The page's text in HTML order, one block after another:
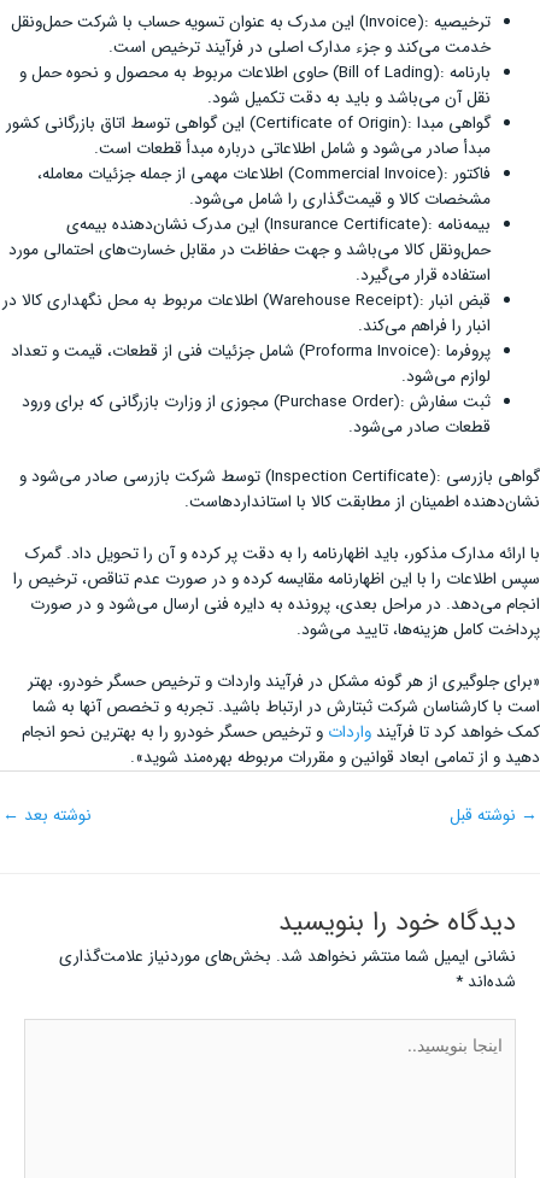
ترخیصیه :(Invoice) این مدرک به عنوان تسویه حساب با شرکت حمل‌ونقل
خدمت می‌کند و جزء مدارک اصلی در فرآیند ترخیص است.
بارنامه :(Bill of Lading) حاوی اطلاعات مربوط به محصول و نحوه حمل و
نقل آن می‌باشد و باید به دقت تکمیل شود.
گواهی مبدا :(Certificate of Origin) این گواهی توسط اتاق بازرگانی کشور
مبدأ صادر می‌شود و شامل اطلاعاتی درباره مبدأ قطعات است.
فاکتور :(Commercial Invoice) اطلاعات مهمی از جمله جزئیات معامله،
مشخصات کالا و قیمت‌گذاری را شامل می‌شود.
بیمه‌نامه :(Insurance Certificate) این مدرک نشان‌دهنده بیمه‌ی
حمل‌ونقل کالا می‌باشد و جهت حفاظت در مقابل خسارت‌های احتمالی مورد
استفاده قرار می‌گیرد.
قبض انبار :(Warehouse Receipt) اطلاعات مربوط به محل نگهداری کالا در
انبار را فراهم می‌کند.
پروفرما :(Proforma Invoice) شامل جزئیات فنی از قطعات، قیمت و تعداد
لوازم می‌شود.
ثبت سفارش :(Purchase Order) مجوزی از وزارت بازرگانی که برای ورود
قطعات صادر می‌شود.
گواهی بازرسی :(Inspection Certificate) توسط شرکت بازرسی صادر می‌شود و
نشان‌دهنده اطمینان از مطابقت کالا با استانداردهاست.
با ارائه مدارک مذکور، باید اظهارنامه را به دقت پر کرده و آن را تحویل داد. گمرک
سپس اطلاعات را با این اظهارنامه مقایسه کرده و در صورت عدم تناقص، ترخیص را
انجام می‌دهد. در مراحل بعدی، پرونده به دایره فنی ارسال می‌شود و در صورت
پرداخت کامل هزینه‌ها، تایید می‌شود.
«برای جلوگیری از هر گونه مشکل در فرآیند واردات و ترخیص حسگر خودرو، بهتر
است با کارشناسان شرکت ثبتارش در ارتباط باشید. تجربه و تخصص آنها به شما
کمک خواهد کرد تا فرآیند واردات و ترخیص حسگر خودرو را به بهترین نحو انجام
دهید و از تمامی ابعاد قوانین و مقررات مربوطه بهره‌مند شوید».
→ نوشته قبل نوشته بعد ←
دیدگاه‌ خود را بنویسید
نشانی ایمیل شما منتشر نخواهد شد. بخش‌های موردنیاز علامت‌گذاری
شده‌اند*
بنویسید..